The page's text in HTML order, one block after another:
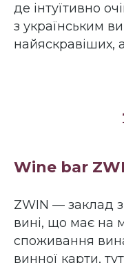
де інтуїтивно
з українським
найяскравіших,
Wine bar
ZWIN — заклад
вині, що має на
споживання
винної карти,